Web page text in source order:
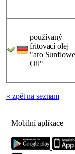
používaný
fritovací olej
"aro
Oil"
« zpět na seznam
Mobilní aplikace